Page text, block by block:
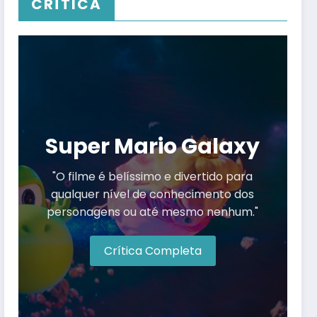
CRÍTICA
Super Mario Galaxy
"O filme é belíssimo e divertido para
qualquer nível de conhecimento dos
personagens ou até mesmo nenhum."
Crítica Completa